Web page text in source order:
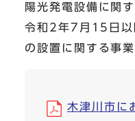
陽光発電設備に関
令和2年7月15日以
の設置に関する事
木津川市に